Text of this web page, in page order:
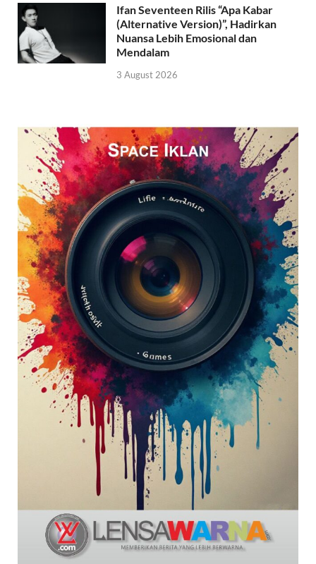
Ifan Seventeen Rilis “Apa Kabar
(Alternative Version)”, Hadirkan
Nuansa Lebih Emosional dan
Mendalam
3 August 2026